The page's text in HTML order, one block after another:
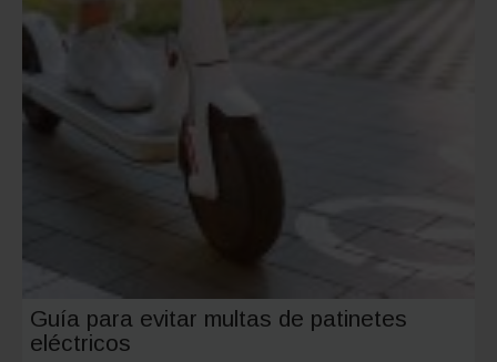
Guía para evitar multas de patinetes
eléctricos